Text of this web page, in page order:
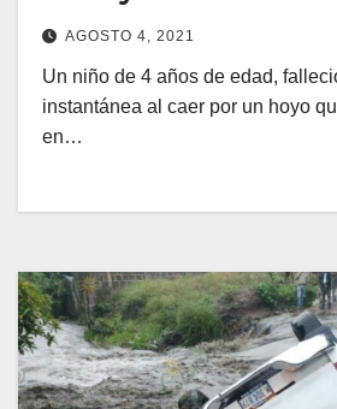
AGOSTO 4, 2021
Un niño de 4 años de edad,
instantánea al caer por un hoyo
en…